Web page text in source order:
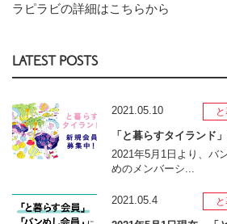
ラピラビの詳細はこちらから
LATEST POSTS
2021.05.10
「と暮らすタイランド
2021年5月1日より、バ
めのメンバーシ...
2021.05.4